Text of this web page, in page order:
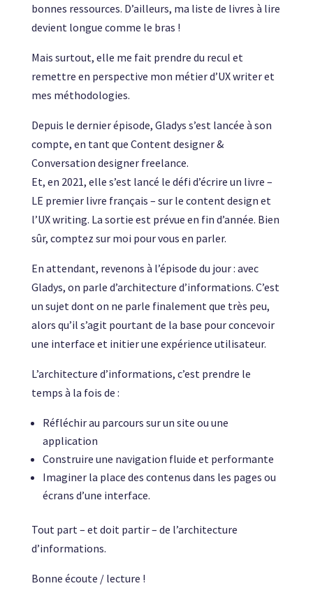
bonnes ressources. D’ailleurs, ma liste de livres à lire
devient longue comme le bras !
Mais surtout, elle me fait prendre du recul et
remettre en perspective mon métier d’UX writer et
mes méthodologies.
Depuis le dernier épisode, Gladys s’est lancée à son
compte, en tant que Content designer &
Conversation designer freelance.
Et, en 2021, elle s’est lancé le défi d’écrire un livre –
LE premier livre français – sur le content design et
l’UX writing. La sortie est prévue en fin d’année. Bien
sûr, comptez sur moi pour vous en parler.
En attendant, revenons à l’épisode du jour : avec
Gladys, on parle d’architecture d’informations. C’est
un sujet dont on ne parle finalement que très peu,
alors qu’il s’agit pourtant de la base pour concevoir
une interface et initier une expérience utilisateur.
L’architecture d’informations, c’est prendre le
temps à la fois de :
Réfléchir au parcours sur un site ou une
application
Construire une navigation fluide et performante
Imaginer la place des contenus dans les pages ou
écrans d’une interface.
Tout part – et doit partir – de l’architecture
d’informations.
Bonne écoute / lecture !